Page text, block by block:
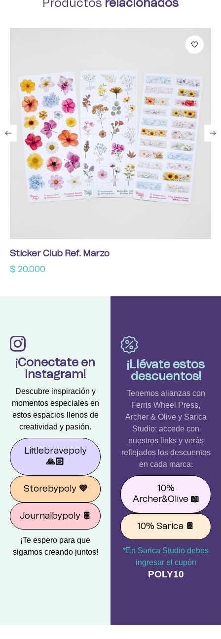
Productos relacionados
Sticker Club Ref. Marzo
$ 20.000
¡Conectate en
Instagram!
Descubre inspiración y
momentos especiales en
estos espacios llenos de
creatividad y pasión.
Littlebravepoly
🙏🏻
Storebypoly 💜
Journalbypoly 📔
¡Te espero para que
sigamos creando juntos!
¡Llévate estos
descuentos!
Tenemos alianzas con
Ferris Wheel Press,
Archer & Olive y Sarica
Studio; accede con
nuestros links y verás
reflejados los descuentos
en cada marca:
10%
Archer&Olive 📖
10% Sarica 📔
*En Sarica Studio debes
ingresar el cupón
POLY10